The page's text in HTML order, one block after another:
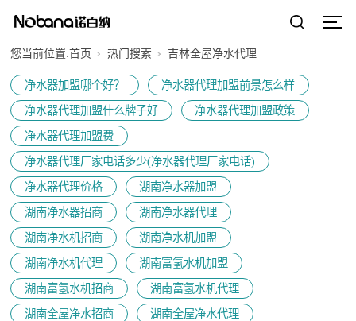
您当前位置:首页 热门搜索 吉林全屋净水代理
净水器加盟哪个好？
净水器代理加盟前景怎么样
净水器代理加盟什么牌子好
净水器代理加盟政策
净水器代理加盟费
净水器代理厂家电话多少(净水器代理厂家电话)
净水器代理价格
湖南净水器加盟
湖南净水器招商
湖南净水器代理
湖南净水机招商
湖南净水机加盟
湖南净水机代理
湖南富氢水机加盟
湖南富氢水机招商
湖南富氢水机代理
湖南全屋净水招商
湖南全屋净水代理